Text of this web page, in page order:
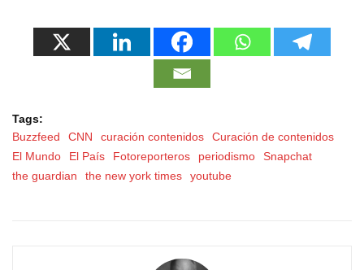
Tags:
Buzzfeed
CNN curación contenidos
Curación de contenidos
El Mundo
El País Fotoreporteros periodismo
Snapchat
the guardian
the new york times youtube